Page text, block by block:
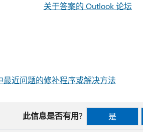
关于答案的 Outlook 论坛
近问题的修补程序或解决方法
此信息是否有用? 是